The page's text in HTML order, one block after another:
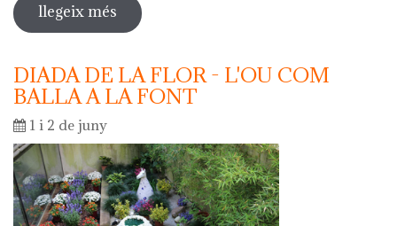
llegeix més sobre presentació del llibre de pep
lladó "componer canciones para
DIADA DE LA FLOR - L'OU COM
BALLA A LA FONT
1 i 2 de juny